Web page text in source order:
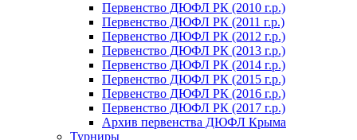
Первенство ДЮФЛ РК (2010 г.р.)
Первенство ДЮФЛ РК (2011 г.р.)
Первенство ДЮФЛ РК (2012 г.р.)
Первенство ДЮФЛ РК (2013 г.р.)
Первенство ДЮФЛ РК (2014 г.р.)
Первенство ДЮФЛ РК (2015 г.р.)
Первенство ДЮФЛ РК (2016 г.р.)
Первенство ДЮФЛ РК (2017 г.р.)
Архив первенства ДЮФЛ Крыма
Турниры